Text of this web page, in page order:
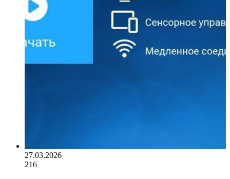
27.03.2026
216